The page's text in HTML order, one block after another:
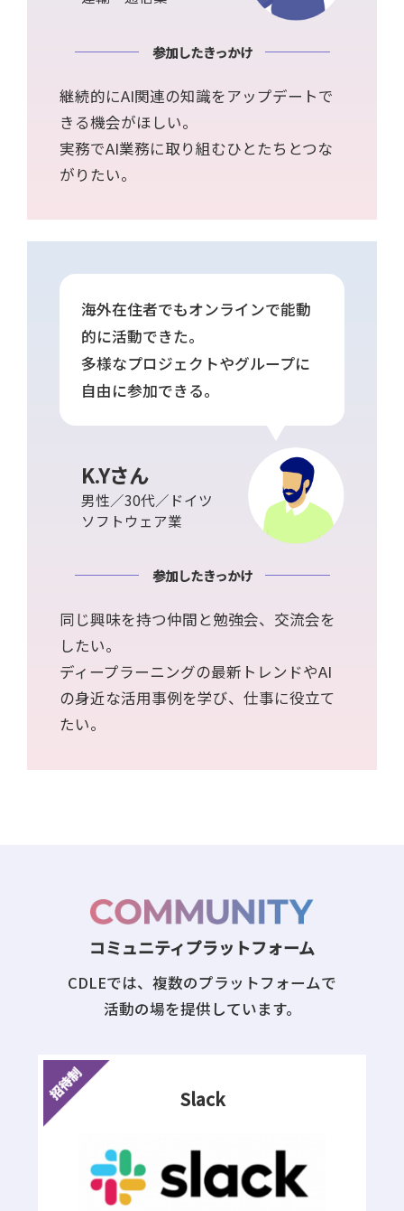
参加したきっかけ
継続的にAI関連の知識をアップデートで
きる機会がほしい。
実務でAI業務に取り組むひとたちとつな
がりたい。
海外在住者でもオンラインで能動
的に活動できた。
多様なプロジェクトやグループに
自由に参加できる。
K.Yさん
男性／30代／ドイツ
ソフトウェア業
参加したきっかけ
同じ興味を持つ仲間と勉強会、交流会を
したい。
ディープラーニングの最新トレンドやAI
の身近な活用事例を学び、仕事に役立て
たい。
コミュニティプラットフォーム
CDLEでは、複数のプラットフォームで
活動の場を提供しています。
Slack